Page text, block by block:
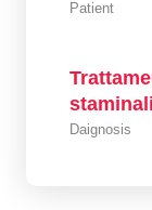
Patient
staminali
Daignosis